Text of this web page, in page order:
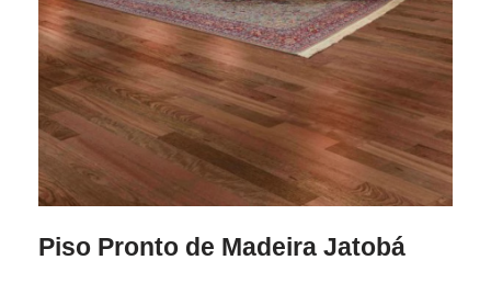
Piso Pronto de Madeira Jatobá